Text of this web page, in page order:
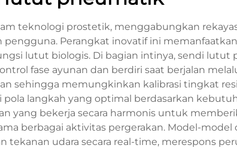
teknologi prostetik, menggabungkan
Perangkat inovatif ini
lutut biologis. Di bagian intinya, sendi
fase ayunan dan berdiri saat berjalan
sehingga memungkinkan kalibrasi tingkat
langkah yang optimal berdasarkan
yang bekerja secara harmonis untuk
berbagai aktivitas pergerakan. Model-
udara secara real-time, merespons